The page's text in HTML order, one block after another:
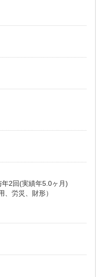
2回(実績年5.0ヶ月)
労災、財形）